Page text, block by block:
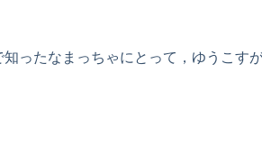
知ったなまっちゃにとって，ゆうこす